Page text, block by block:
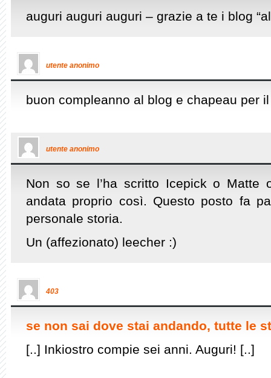
auguri auguri auguri – grazie a te i blog
utente anonimo
buon compleanno al blog e chapeau per
utente anonimo
Non so se l’ha scritto Icepick o
andata proprio così. Questo posto fa
personale storia.
Un (affezionato) leecher :)
403
se non sai dove stai andando, tutte le
[..] Inkiostro compie sei anni. Auguri! [..]